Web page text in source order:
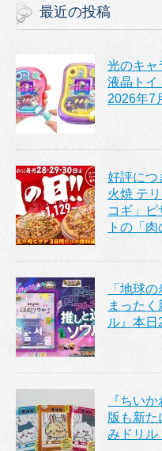
最近の投稿
光のキャ
液晶トイ
2026年7
好評につ
火焼 テ
コギ」
トの「
「地球
まった
ル』本日
『ちい
版も新た
みドリ